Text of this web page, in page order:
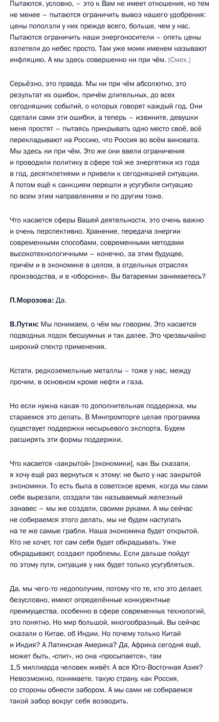
Пытаются, условно, – это к Вам не имеет отношения, но тем
не менее – пытаются ограничить вывоз нашего удобрения:
цены поползли у них прежде всего, больше, чем у нас.
Пытаются ограничить наши энергоносители – опять цены
взлетели до небес просто. Там уже моим именем называют
инфляцию. А мы здесь совершенно ни при чём. (Смех.)
Серьёзно, это правда. Мы ни при чём абсолютно, это
результат их ошибок, причём длительных, до всех
сегодняшних событий, о которых говорят каждый год. Они
сделали сами эти ошибки, а теперь – извините, девушки
меня простят – пытаясь прикрывать одно место своё, всё
перекладывают на Россию, что Россия во всём виновата.
Мы здесь ни при чём. Это же они ввели ограничения
и проводили политику в сфере той же энергетики из года
в год, десятилетиями и привели к сегодняшней ситуации.
А потом ещё к санкциям перешли и усугубили ситуацию
по всем этим направлениям и по другим тоже.
Что касается сферы Вашей деятельности, это очень важно
и очень перспективно. Хранение, передача энергии
современными способами, современными методами
высокотехнологичными – конечно, за этим будущее,
причём и в экономике в целом, в отдельных отраслях
производства, и в «оборонке». Вы батареями занимаетесь?
П.Морозова: Да.
В.Путин: Мы понимаем, о чём мы говорим. Это касается
подводных лодок бесшумных и так далее. Это чрезвычайно
широкий спектр применения.
Кстати, редкоземельные металлы – тоже у нас, между
прочим, в основном кроме нефти и газа.
Но если нужна какая-то дополнительная поддержка, мы
стараемся это делать. В Минпромторге целая программа
существует поддержки несырьевого экспорта. Будем
расширять эти формы поддержки.
Что касается «закрытой» [экономики], как Вы сказали,
я хочу ещё раз вернуться к этому: не было у нас закрытой
экономики. То есть была в советское время, когда мы сами
себя вырезали, создали так называемый железный
занавес – мы же создали, своими руками. А мы сейчас
не собираемся этого делать, мы не будем наступать
на те же самые грабли. Наша экономика будет открытой.
Кто не хочет, тот сам себя будет обкрадывать. Уже
обкрадывают, создают проблемы. Если дальше пойдут
по этому пути, ситуация у них будет только усугубляться.
Да, мы чего-то недополучим, потому что те, кто это делает,
безусловно, имеют определённые конкурентные
преимущества, особенно в сфере современных технологий,
это понятно. Но мир большой, многообразный. Вы сейчас
сказали о Китае, об Индии. Но почему только Китай
и Индия? А Латинская Америка? Да, Африка сегодня ещё,
может быть, «спит», но она «просыпается», там
1,5 миллиарда человек живёт. А вся Юго-Восточная Азия?
Невозможно, понимаете, такую страну, как Россия,
со стороны обнести забором. А мы сами не собираемся
такой забор вокруг себя возводить.